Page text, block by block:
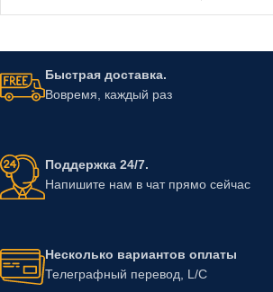
Быстрая доставка.
Вовремя, каждый раз
Поддержка 24/7.
Напишите нам в чат прямо сейчас
Несколько вариантов оплаты
Телеграфный перевод, L/C